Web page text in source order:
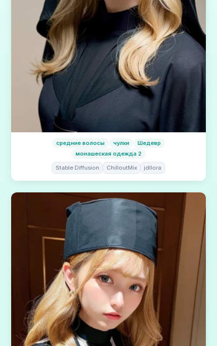
средние волосы чулки
Шедевр
монашеская одежда 2
Stable Diffusion ChilloutMix jdllora